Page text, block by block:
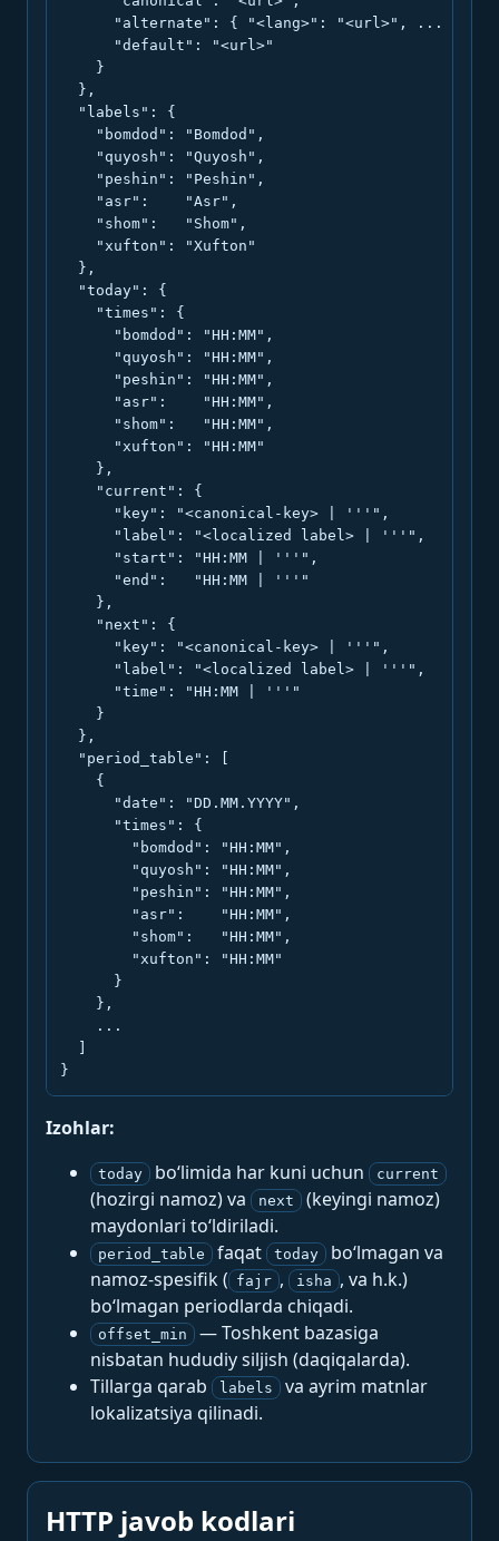
      "alternate": { "<lang>": "<url>", ... },
      "default": "<url>"
    }
  },
  "labels": {
    "bomdod": "Bomdod",
    "quyosh": "Quyosh",
    "peshin": "Peshin",
    "asr":    "Asr",
    "shom":   "Shom",
    "xufton": "Xufton"
  },
  "today": {
    "times": {
      "bomdod": "HH:MM",
      "quyosh": "HH:MM",
      "peshin": "HH:MM",
      "asr":    "HH:MM",
      "shom":   "HH:MM",
      "xufton": "HH:MM"
    },
    "current": {
      "key": "<canonical-key> | '''",
      "label": "<localized label> | '''",
      "start": "HH:MM | '''",
      "end":   "HH:MM | '''"
    },
    "next": {
      "key": "<canonical-key> | '''",
      "label": "<localized label> | '''",
      "time": "HH:MM | '''"
    }
  },
  "period_table": [
    {
      "date": "DD.MM.YYYY",
      "times": {
        "bomdod": "HH:MM",
        "quyosh": "HH:MM",
        "peshin": "HH:MM",
        "asr":    "HH:MM",
        "shom":   "HH:MM",
        "xufton": "HH:MM"
      }
    },
    ...
}
Izohlar:
today bo‘limida har kuni uchun current
(hozirgi namoz) va next
(keyingi namoz)
maydonlari to‘ldiriladi.
period_table faqat today
bo‘lmagan va
namoz-spesifik ( fajr , isha , va h.k.)
bo‘lmagan periodlarda chiqadi.
offset_min
— Toshkent bazasiga
nisbatan hududiy siljish (daqiqalarda).
Tillarga qarab
labels
va ayrim matnlar
lokalizatsiya qilinadi.
HTTP javob kodlari